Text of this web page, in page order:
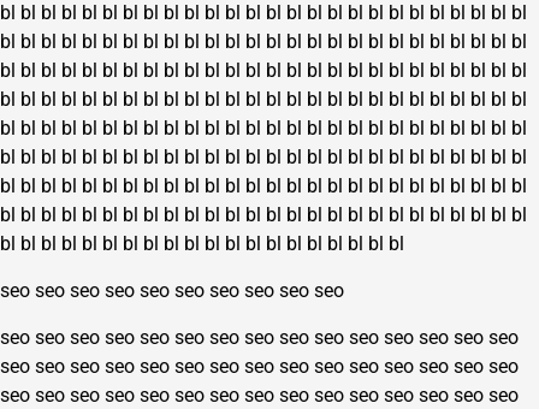
bl bl bl bl bl bl bl bl bl bl bl bl bl bl bl bl bl bl bl bl bl bl bl bl bl bl
bl bl bl bl bl bl bl bl bl bl bl bl bl bl bl bl bl bl bl bl bl bl bl bl bl bl
bl bl bl bl bl bl bl bl bl bl bl bl bl bl bl bl bl bl bl bl bl bl bl bl bl bl
bl bl bl bl bl bl bl bl bl bl bl bl bl bl bl bl bl bl bl bl bl bl bl bl bl bl
bl bl bl bl bl bl bl bl bl bl bl bl bl bl bl bl bl bl bl bl bl bl bl bl bl bl
bl bl bl bl bl bl bl bl bl bl bl bl bl bl bl bl bl bl bl bl bl bl bl bl bl bl
bl bl bl bl bl bl bl bl bl bl bl bl bl bl bl bl bl bl bl bl bl bl bl bl bl bl
bl bl bl bl bl bl bl bl bl bl bl bl bl bl bl bl bl bl bl bl bl bl bl bl bl bl
bl bl bl bl bl bl bl bl bl bl bl bl bl bl bl bl bl bl bl bl
seo seo seo seo seo seo seo seo seo seo
seo seo seo seo seo seo seo seo seo seo seo seo seo seo seo
seo seo seo seo seo seo seo seo seo seo seo seo seo seo seo
seo seo seo seo seo seo seo seo seo seo seo seo seo seo seo